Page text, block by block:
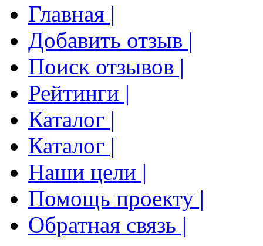
Главная |
Добавить отзыв |
Поиск отзывов |
Рейтинги |
Каталог |
Каталог |
Наши цели |
Помощь проекту |
Обратная связь |